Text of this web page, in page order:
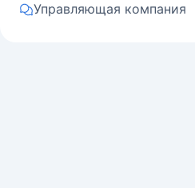
Управляющая компания